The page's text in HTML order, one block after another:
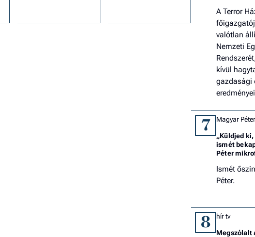
A Terror
valótlan
Nemzeti
kívül
gazdasági
7 Magyar Péter
„Küldjed
ismét
Péter
Ismét
Péter.
8 hír tv
Megszólalt